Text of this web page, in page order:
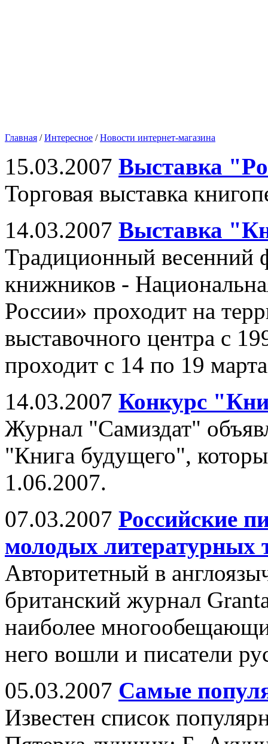
Главная /Интересное /Новости интернет-магазина
15.03.2007 Выставка
Торговая выставка
14.03.2007 Выставка
Традиционный весенний
книжников -
России» проходит на
выставочного центра с
проходит с 14 по 19
14.03.2007 Конкурс
Журнал "Самиздат"
"Книга будущего",
1.06.2007.
07.03.2007 Российские
молодых
Авторитетный в
британский журнал
наиболее
него вошли и писатели
05.03.2007 Самые
Известен список